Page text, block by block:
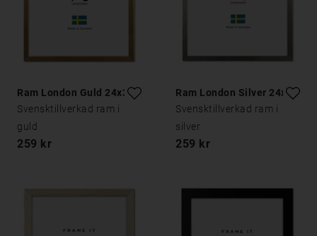
Ram London Guld 24x30
Svensktillverkad ram i
guld
259 kr
Ram London Silver 24x30
Svensktillverkad ram i
silver
259 kr